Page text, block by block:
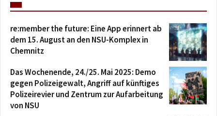
re:member the future: Eine App erinnert ab
dem 15. August an den NSU-Komplex in
Chemnitz
Das Wochenende, 24./25. Mai 2025: Demo
gegen Polizeigewalt, Angriff auf künftiges
Polizeirevier und Zentrum zur Aufarbeitung
von NSU